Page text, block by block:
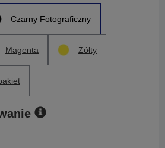
Czarny Fotograficzny
Magenta Żółty